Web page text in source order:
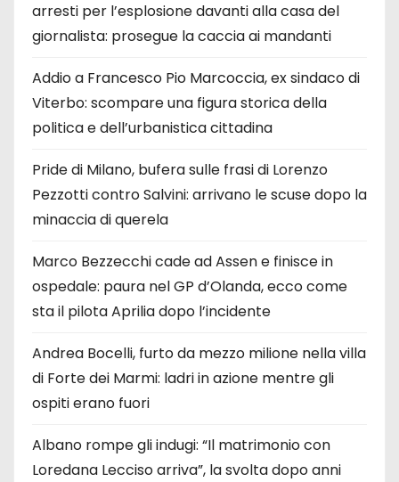
arresti per l’esplosione davanti alla casa del
giornalista: prosegue la caccia ai mandanti
Addio a Francesco Pio Marcoccia, ex sindaco di
Viterbo: scompare una figura storica della
politica e dell’urbanistica cittadina
Pride di Milano, bufera sulle frasi di Lorenzo
Pezzotti contro Salvini: arrivano le scuse dopo la
minaccia di querela
Marco Bezzecchi cade ad Assen e finisce in
ospedale: paura nel GP d’Olanda, ecco come
sta il pilota Aprilia dopo l’incidente
Andrea Bocelli, furto da mezzo milione nella villa
di Forte dei Marmi: ladri in azione mentre gli
ospiti erano fuori
Albano rompe gli indugi: “Il matrimonio con
Loredana Lecciso arriva”, la svolta dopo anni